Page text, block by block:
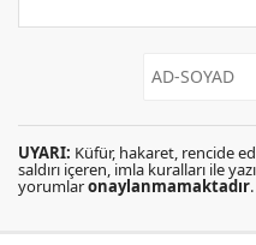
UYARI: Küfür, hakaret, rencide
saldırı içeren, imla kuralları ile
yorumlaronaylanmamaktadır.